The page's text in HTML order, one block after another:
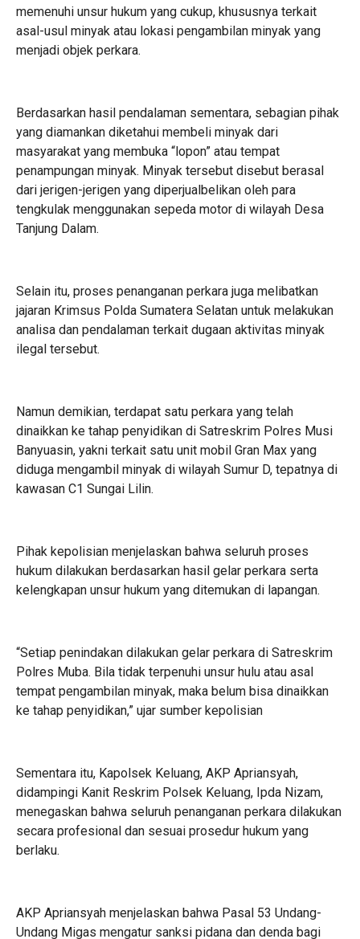
memenuhi unsur hukum yang cukup, khususnya terkait
asal-usul minyak atau lokasi pengambilan minyak yang
menjadi objek perkara.
Berdasarkan hasil pendalaman sementara, sebagian pihak
yang diamankan diketahui membeli minyak dari
masyarakat yang membuka “lopon” atau tempat
penampungan minyak. Minyak tersebut disebut berasal
dari jerigen-jerigen yang diperjualbelikan oleh para
tengkulak menggunakan sepeda motor di wilayah Desa
Tanjung Dalam.
Selain itu, proses penanganan perkara juga melibatkan
jajaran Krimsus Polda Sumatera Selatan untuk melakukan
analisa dan pendalaman terkait dugaan aktivitas minyak
ilegal tersebut.
Namun demikian, terdapat satu perkara yang telah
dinaikkan ke tahap penyidikan di Satreskrim Polres Musi
Banyuasin, yakni terkait satu unit mobil Gran Max yang
diduga mengambil minyak di wilayah Sumur D, tepatnya di
kawasan C1 Sungai Lilin.
Pihak kepolisian menjelaskan bahwa seluruh proses
hukum dilakukan berdasarkan hasil gelar perkara serta
kelengkapan unsur hukum yang ditemukan di lapangan.
“Setiap penindakan dilakukan gelar perkara di Satreskrim
Polres Muba. Bila tidak terpenuhi unsur hulu atau asal
tempat pengambilan minyak, maka belum bisa dinaikkan
ke tahap penyidikan,” ujar sumber kepolisian
Sementara itu, Kapolsek Keluang, AKP Apriansyah,
didampingi Kanit Reskrim Polsek Keluang, Ipda Nizam,
menegaskan bahwa seluruh penanganan perkara dilakukan
secara profesional dan sesuai prosedur hukum yang
berlaku.
AKP Apriansyah menjelaskan bahwa Pasal 53 Undang-
Undang Migas mengatur sanksi pidana dan denda bagi